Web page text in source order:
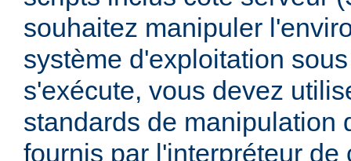
souhaitez manipuler
système d'exploitation
s'exécute, vous devez
standards de manipulation
fournis par l'interpréteur de